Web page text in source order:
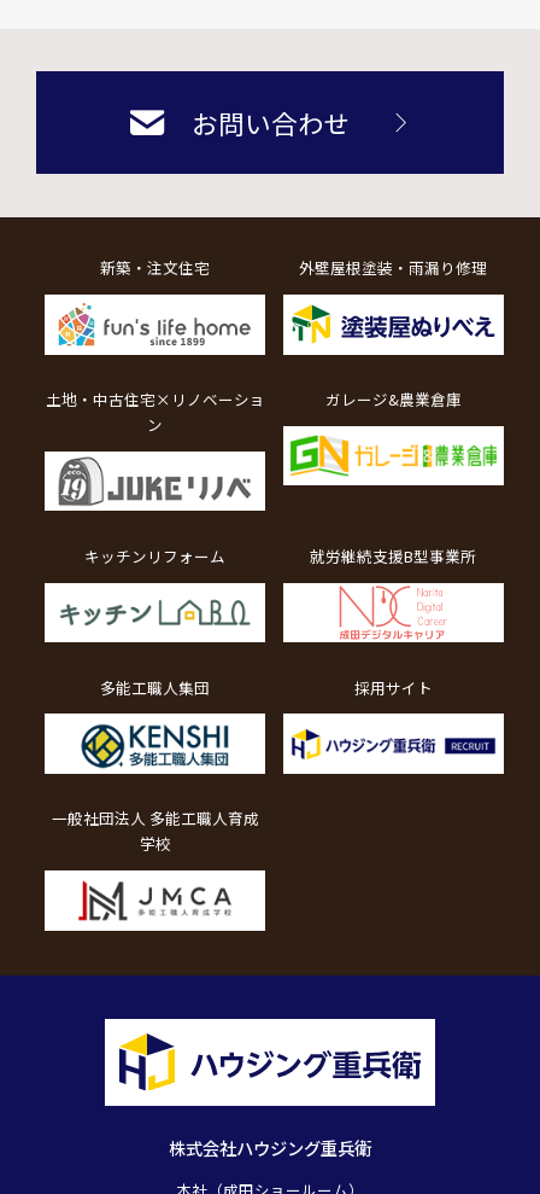
お問い合わせ
株式会社ハウジング重兵衛
新築・注文住宅 外壁屋根塗装・雨漏り修理
土地・中古住宅×リノベーショ
ン
ガレージ&農業倉庫
キッチンリフォーム 就労継続支援B型事業所
多能工職人集団 採用サイト
一般社団法人 多能工職人育成
学校